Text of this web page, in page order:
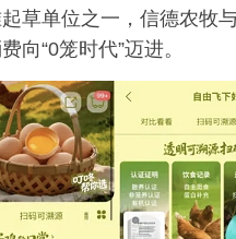
草单位之一，信德农牧
向“0笼时代”迈进。